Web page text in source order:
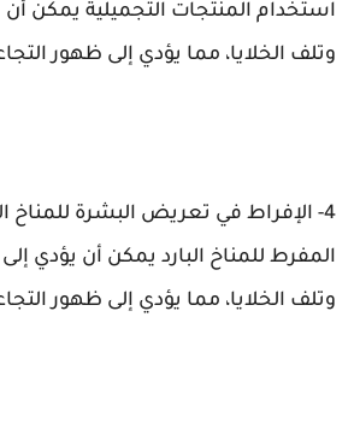
استخدام المنتجات التجميلية يمكن
وتلف الخلايا، مما يؤدي إلى ظهور
4- الإفراط في تعريض البشرة للمناخ
المفرط للمناخ البارد يمكن أن يؤدي
وتلف الخلايا، مما يؤدي إلى ظهور